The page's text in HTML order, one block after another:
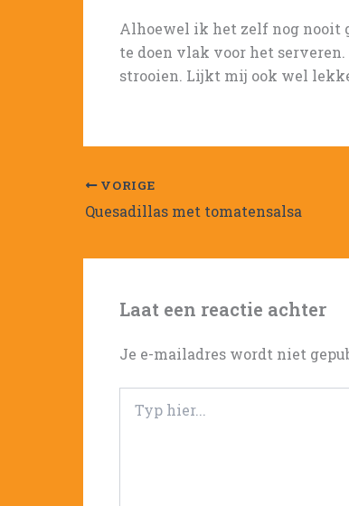
Alhoewel ik het zelf nog nooit
te doen vlak voor het
strooien. Lijkt mij ook wel
VORIGE
Quesadillas met tomatensalsa
Laat een reactie achter
Je e-mailadres wordt niet
hier...